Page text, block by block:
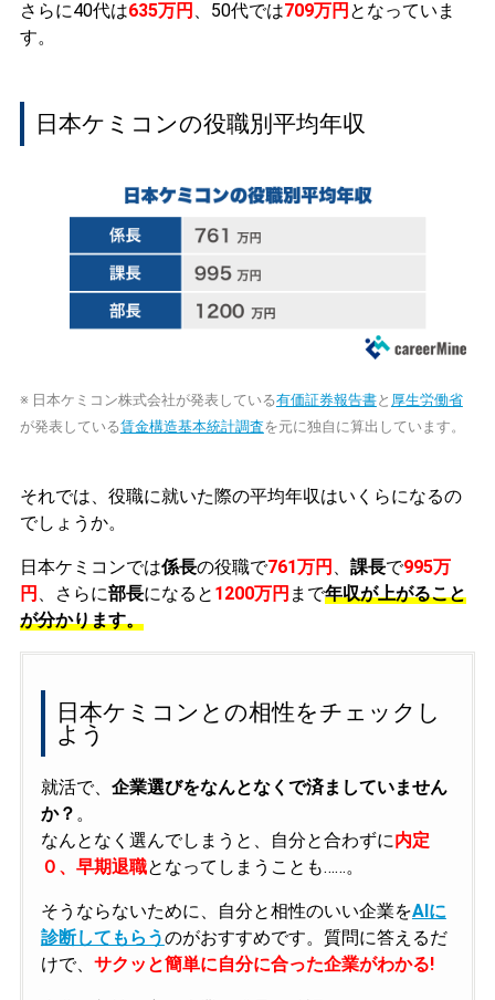
さらに40代は635万円 、50代では709万円 となっていま
す。
日本ケミコンの役職別平均年収
※ 日本ケミコン株式会社が発表している有価証券報告書と 厚生労働省
が発表している賃金構造基本統計調査を元に独自に算出しています。
それでは、役職に就いた際の平均年収はいくらになるの
でしょうか。
日本ケミコンでは係長の役職で761万円 課長で995万
円
、さらに部長になると 1200万円 まで年収が上がること
が分かります。
日本ケミコンとの相性をチェックし
よう
就活で、 企業選びをなんとなくで済ましていません
か？ 。
なんとなく選んでしまうと、自分と合わずに内定
０、早期退職となってしまうことも……。
そうならないために、自分と相性のいい企業をAIに
診断してもらうのがおすすめです。質問に答えるだ
けで、 サクッと簡単に自分に合った企業がわかる!